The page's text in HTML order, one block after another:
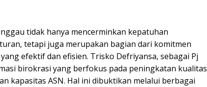
tidak hanya mencerminkan kepatuhan
tetapi juga merupakan bagian dari komitmen
efektif dan efisien. Trisko Defriyansa, sebagai Pj
birokrasi yang berfokus pada peningkatan kualitas
kapasitas ASN. Hal ini dibuktikan melalui berbagai